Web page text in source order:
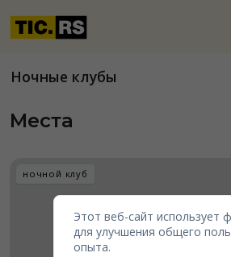
Ночные клубы
Места
ночной клуб
Этот веб-сайт использует
для улучшения общего
опыта.